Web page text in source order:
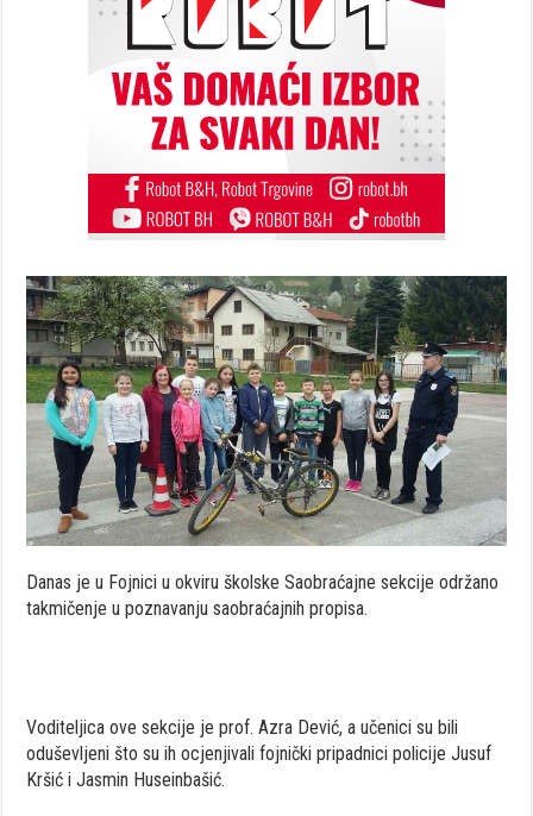
Danas je u Fojnici u okviru školske Saobraćajne sekcije održano
takmičenje u poznavanju saobraćajnih propisa.
Voditeljica ove sekcije je prof. Azra Dević, a učenici su bili
oduševljeni što su ih ocjenjivali fojnički pripadnici policije Jusuf
Kršić i Jasmin Huseinbašić.